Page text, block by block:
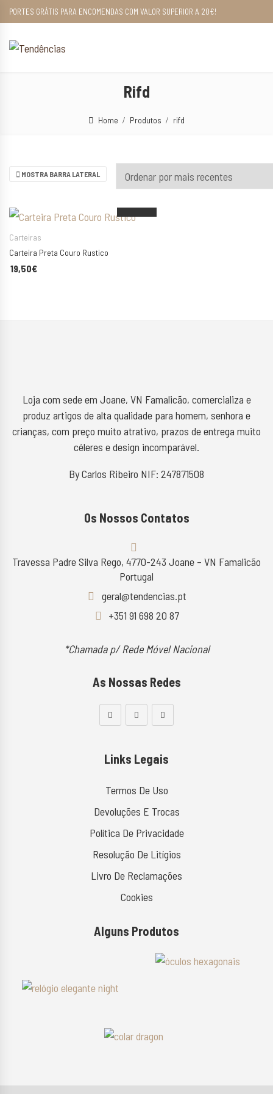
PORTES GRÁTIS PARA ENCOMENDAS COM VALOR SUPERIOR A 20€!
Rifd
Home Produtos rifd
MOSTRA BARRA LATERAL Esgotado
Esgotado
Carteiras
Carteira Preta Couro Rustico
19,50€
Loja com sede em Joane, VN Famalicão, comercializa e
produz artigos de alta qualidade para homem, senhora e
crianças, com preço muito atrativo, prazos de entrega muito
céleres e design incomparável.
By Carlos Ribeiro NIF: 247871508
Os Nossos Contatos
Travessa Padre Silva Rego, 4770-243 Joane – VN Famalicão
Portugal
geral@tendencias.pt
+351 91 698 20 87
*Chamada p/ Rede Móvel Nacional
As Nossas Redes
Links Legais
Termos De Uso
Devoluções E Trocas
Política De Privacidade
Resolução De Litígios
Livro De Reclamações
Cookies
Alguns Produtos